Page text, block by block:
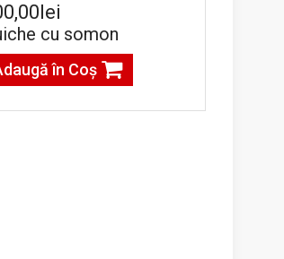
cu somon
în Coş